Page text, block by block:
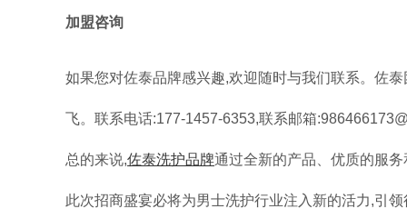
加盟咨询
如果您对佐泰品牌感兴趣,欢迎随时与我们联系。佐
飞。联系电话:177-1457-6353,联系邮箱
总的来说,佐泰洗护品牌通过全新的产品、优质的服
此次招商盛宴必将为男士洗护行业注入新的活力,引